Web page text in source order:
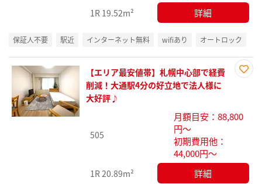
1R 19.52m² 詳細
保証人不要 駅近 インターネット無料 wifiあり オートロック
録
【エリア最安値帯】札幌中心部で経費
削減！大通駅4分の好立地で法人様に
大好評♪
505
月額目安：88,800
円～
初期費用他：
44,000円～
1R 20.89m² 詳細